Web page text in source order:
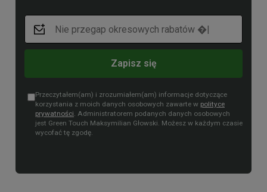
Zapisz się
Przeczytałem(am) i zrozumiałem(am) informacje dotyczące
korzystania z moich danych osobowych zawarte w polityce
prywatności. Administratorem podanych danych osobowych
jest Green Touch Maksymilian Głowski. Możesz w każdym czasie
wycofać tę zgodę.